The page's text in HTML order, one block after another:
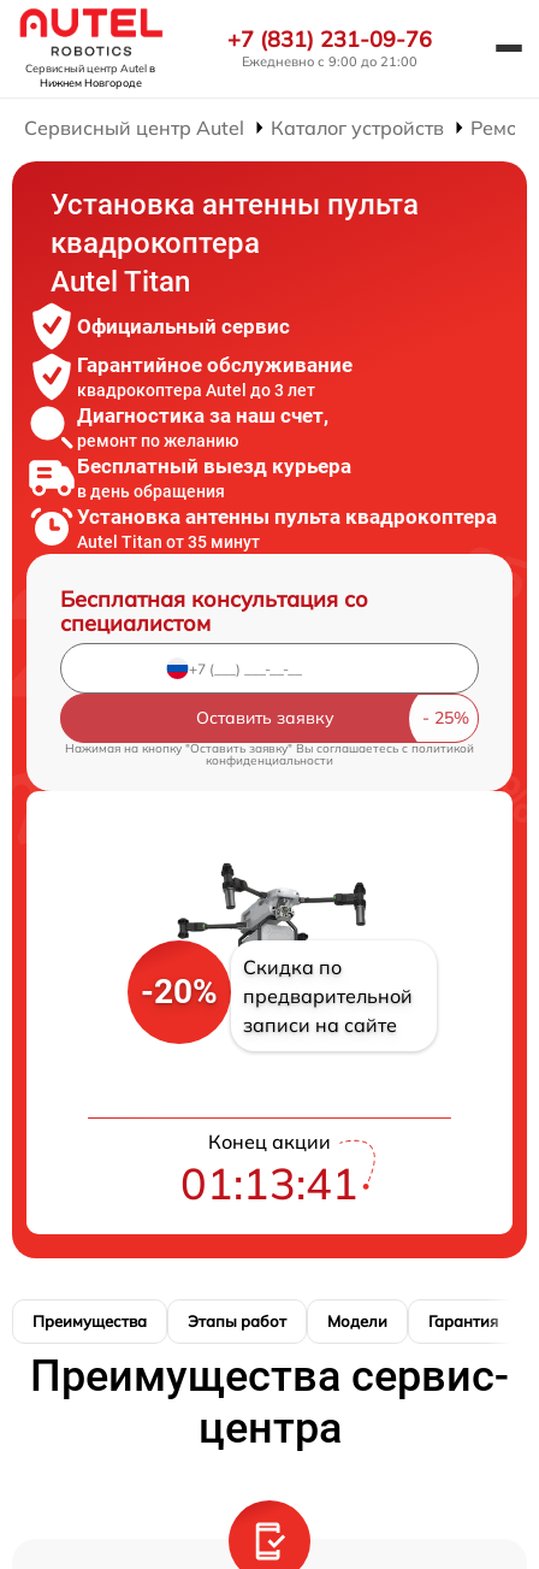
Сервисный центр Autelв
Нижнем Новгороде
+7 (831) 231-09-76
Ежедневно с 9:00 до 21:00
Сервисный центр Autel Каталог устройств
Установка антенны пульта
квадрокоптера
Autel Titan
Официальный сервис
Гарантийное обслуживание
квадрокоптера Autel до 3 лет
Диагностика за наш счет,
ремонт по желанию
Бесплатный выезд курьера
в день обращения
Установка антенны пульта квадрокоптера
Autel Titan от 35 минут
Бесплатная консультация со
специалистом
Оставить заявку
Нажимая на кнопку "Оставить заявку" Вы соглашаетесь c политикой
конфиденциальности
-20%
Скидка по
предварительной
записи на сайте
Конец акции
01:13:41
Преимущества Этапы работ Модели Гарантия
Преимущества сервис-
центра